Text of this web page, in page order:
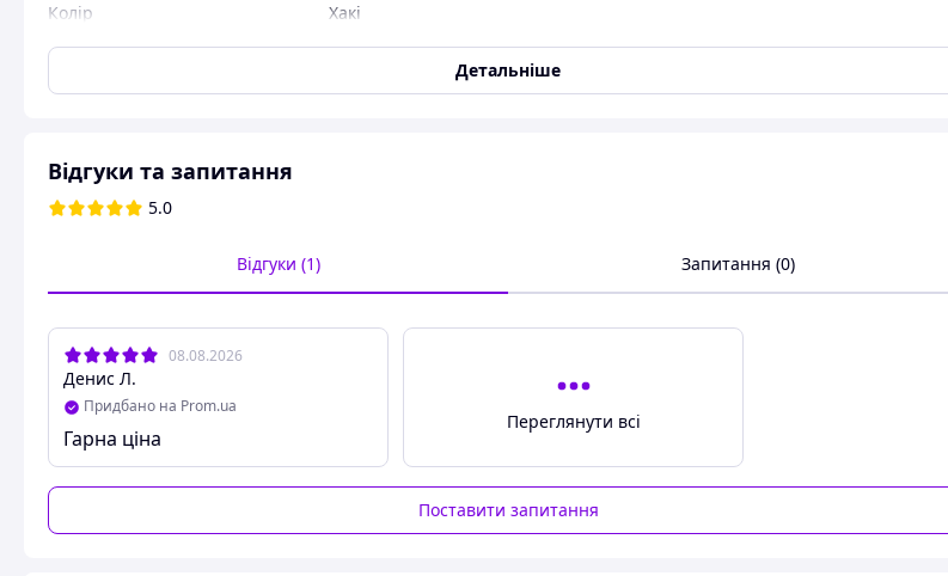
Колір
Хакі
Забарвлення
Multicam
Камуфляжна клейка стрічка: Універсальне рішення для маскування та ремонту
мисливців, рибалок та військових. Ця універсальна стрічка виконана у класичному земляному кольорі, що
ідеально імітує природне середовище. Вона виготовлена з міцного поліестрового матеріалу з нанесенням
Ключові переваги камуфляжної стрічки:
Ефективне маскування спорядження у природному середовищі
Стійкість до вологи, ультрафіолету та перепадів температур
Можливість багаторазового використання
Легкість нанесення та зняття без залишків клею
Сфери застосування:
Детальніше
Відгуки та запитання
5.0
Відгуки (1) Запитання (0)
08.08.2026
Денис Л.
Придбано на Prom.ua
Гарна ціна
Переглянути всі
Поставити запитання